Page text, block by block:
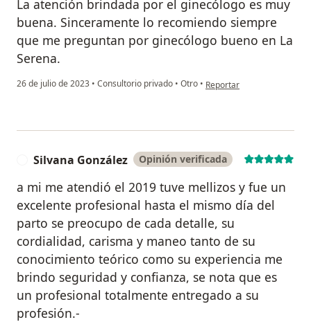
La atención brindada por el ginecólogo es muy
buena. Sinceramente lo recomiendo siempre
que me preguntan por ginecólogo bueno en La
Serena.
26 de julio de 2023 • Consultorio privado • Otro • en opinión del usuario
Reportar
Silvana González Opinión verificada
a mi me atendió el 2019 tuve mellizos y fue un
excelente profesional hasta el mismo día del
parto se preocupo de cada detalle, su
cordialidad, carisma y maneo tanto de su
conocimiento teórico como su experiencia me
brindo seguridad y confianza, se nota que es
un profesional totalmente entregado a su
profesión.-